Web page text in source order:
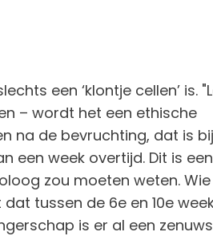
een ‘klontje cellen’ is.
– wordt het een ethische
na de bevruchting, dat is bij
een week overtijd. Dit is een
zou moeten weten. Wie
tussen de 6e en 10e
is er al een